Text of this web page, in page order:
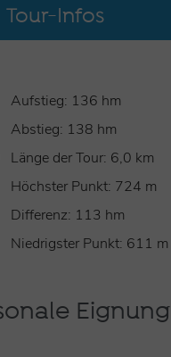
Tour-Infos
Aufstieg: 136 hm
Abstieg: 138 hm
Länge der Tour: 6,0 km
Höchster Punkt: 724 m
Differenz: 113 hm
Niedrigster Punkt: 611 m
Eignung